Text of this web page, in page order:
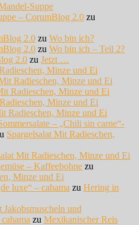
Suppe
– CorumBlog 2.0 zu
2.0 zu Wo bin ich?
2.0 zu Wo bin ich – Teil 2?
2.0 zu Jetzt …
Minze und Ei
Radieschen, Minze und Ei
Radieschen, Minze und Ei
Minze und Ei
Radieschen, Minze und Ei
– „Chili sin carne“-
Spargelsalat Mit Radieschen,
Mit Radieschen, Minze und Ei
– Kaffeebohne zu
Minze und Ei
luxe“ – cahama zu Hering in
und
zu Mexikanischer Reis